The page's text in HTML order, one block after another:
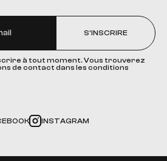
S'INSCRIRE
à tout moment. Vous trouverez
de contact dans les conditions
INSTAGRAM